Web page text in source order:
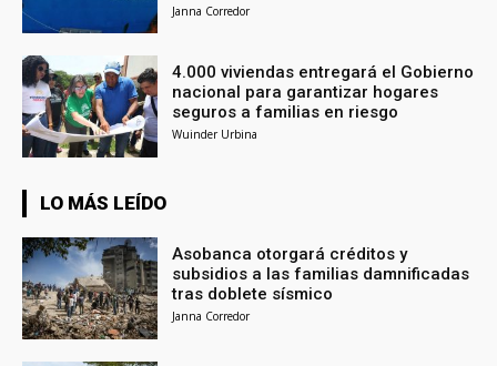
Janna Corredor
4.000 viviendas entregará el Gobierno
nacional para garantizar hogares
seguros a familias en riesgo
Wuinder Urbina
LO MÁS LEÍDO
Asobanca otorgará créditos y
subsidios a las familias damnificadas
tras doblete sísmico
Janna Corredor